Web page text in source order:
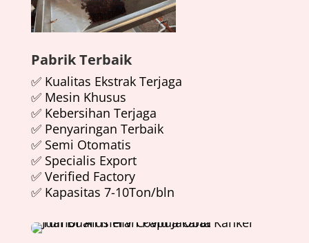
Pabrik Terbaik
✅ Kualitas Ekstrak Terjaga
✅ Mesin Khusus
✅ Kebersihan Terjaga
✅ Penyaringan Terbaik
✅ Semi Otomatis
✅ Specialis Export
✅ Verified Factory
✅ Kapasitas 7-10Ton/bln